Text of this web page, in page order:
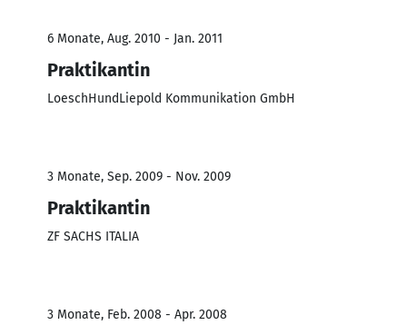
6 Monate, Aug. 2010 - Jan. 2011
Praktikantin
LoeschHundLiepold Kommunikation GmbH
3 Monate, Sep. 2009 - Nov. 2009
Praktikantin
ZF SACHS ITALIA
3 Monate, Feb. 2008 - Apr. 2008